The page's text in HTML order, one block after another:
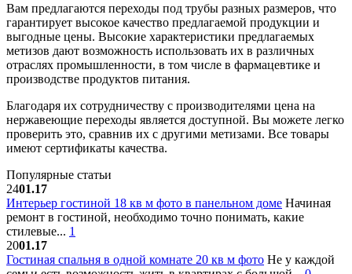
Вам предлагаются переходы под трубы разных размеров, что
гарантирует высокое качество предлагаемой продукции и
выгодные цены. Высокие характеристики предлагаемых
метизов дают возможность использовать их в различных
отраслях промышленности, в том числе в фармацевтике и
производстве продуктов питания.
Благодаря их сотрудничеству с производителями цена на
нержавеющие переходы является доступной. Вы можете легко
проверить это, сравнив их с другими метизами. Все товары
имеют сертификаты качества.
Популярные статьи
2401.17
Интерьер гостиной 18 кв м фото в панельном доме Начиная
ремонт в гостиной, необходимо точно понимать, какие
стилевые... 1
2001.17
Гостиная спальня в одной комнате 20 кв м фото Не у каждой